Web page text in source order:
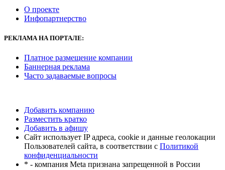
О проекте
Инфопартнерство
РЕКЛАМА НА ПОРТАЛЕ:
Платное размещение компании
Баннерная реклама
Часто задаваемые вопросы
Добавить компанию
Разместить кратко
Добавить в афишу
Сайт использует IP адреса, cookie и данные геолокации
Пользователей сайта, в соответствии с Политикой
конфиденциальности
* - компания Meta признана запрещенной в России